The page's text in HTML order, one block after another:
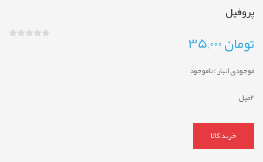
پروفیل
تومان
موجودی انبار :ناموجود
2میل
خرید کالا